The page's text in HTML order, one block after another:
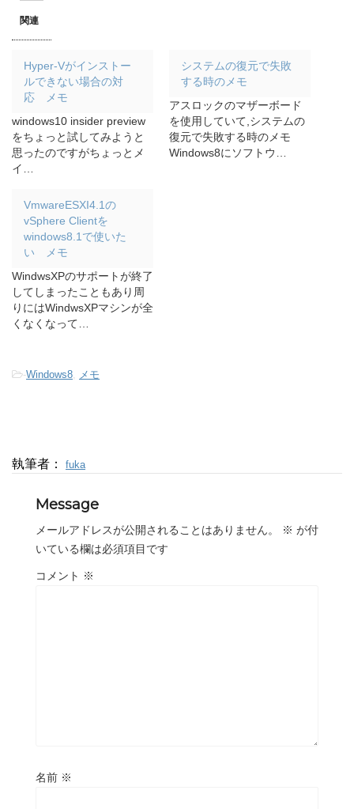
関連
Hyper-Vがインストー
ルできない場合の対
応 メモ
windows10 insider preview
をちょっと試してみようと
思ったのですがちょっとメ
イ…
システムの復元で失敗
する時のメモ
アスロックのマザーボード
を使用していて,システムの
復元で失敗する時のメモ
Windows8にソフトウ…
VmwareESXI4.1の
vSphere Clientを
windows8.1で使いた
い メモ
WindwsXPのサポートが終了
してしまったこともあり周
りにはWindwsXPマシンが全
くなくなって…
-Windows8, メモ
執筆者： fuka
Message
メールアドレスが公開されることはありません。 ※ が付
いている欄は必須項目です
コメント ※
名前 ※